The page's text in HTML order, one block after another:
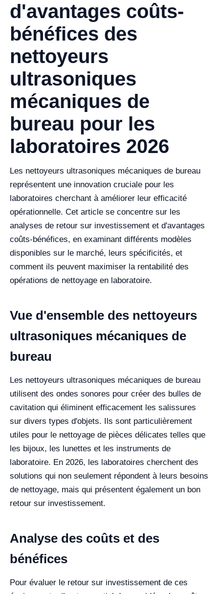
d'avantages coûts-
bénéfices des
nettoyeurs
ultrasoniques
mécaniques de
bureau pour les
laboratoires 2026
Les nettoyeurs ultrasoniques mécaniques de bureau
représentent une innovation cruciale pour les
laboratoires cherchant à améliorer leur efficacité
opérationnelle. Cet article se concentre sur les
analyses de retour sur investissement et d'avantages
coûts-bénéfices, en examinant différents modèles
disponibles sur le marché, leurs spécificités, et
comment ils peuvent maximiser la rentabilité des
opérations de nettoyage en laboratoire.
Vue d'ensemble des nettoyeurs
ultrasoniques mécaniques de
bureau
Les nettoyeurs ultrasoniques mécaniques de bureau
utilisent des ondes sonores pour créer des bulles de
cavitation qui éliminent efficacement les salissures
sur divers types d'objets. Ils sont particulièrement
utiles pour le nettoyage de pièces délicates telles que
les bijoux, les lunettes et les instruments de
laboratoire. En 2026, les laboratoires cherchent des
solutions qui non seulement répondent à leurs besoins
de nettoyage, mais qui présentent également un bon
retour sur investissement.
Analyse des coûts et des
bénéfices
Pour évaluer le retour sur investissement de ces